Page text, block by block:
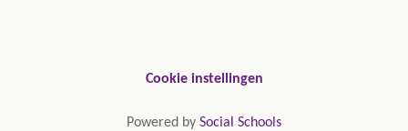
Cookie instellingen
Powered by Social Schools